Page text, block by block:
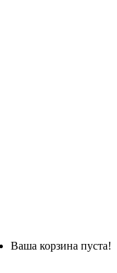
Ваша корзина пуста!